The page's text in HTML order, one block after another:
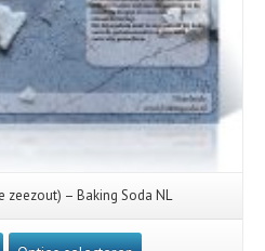
zeezout) – Baking Soda NL